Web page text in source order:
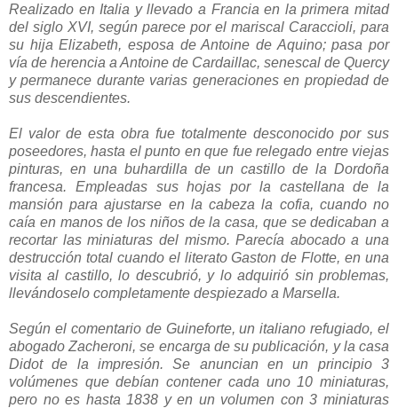
Realizado en Italia y llevado a Francia en la primera mitad
del siglo XVI, según parece por el mariscal Caraccioli, para
su hija Elizabeth, esposa de Antoine de Aquino; pasa por
vía de herencia a Antoine de Cardaillac, senescal de Quercy
y permanece durante varias generaciones en propiedad de
sus descendientes.
El valor de esta obra fue totalmente desconocido por sus
poseedores, hasta el punto en que fue relegado entre viejas
pinturas, en una buhardilla de un castillo de la Dordoña
francesa. Empleadas sus hojas por la castellana de la
mansión para ajustarse en la cabeza la cofia, cuando no
caía en manos de los niños de la casa, que se dedicaban a
recortar las miniaturas del mismo. Parecía abocado a una
destrucción total cuando el literato Gaston de Flotte, en una
visita al castillo, lo descubrió, y lo adquirió sin problemas,
llevándoselo completamente despiezado a Marsella.
Según el comentario de Guineforte, un italiano refugiado, el
abogado Zacheroni, se encarga de su publicación, y la casa
Didot de la impresión. Se anuncian en un principio 3
volúmenes que debían contener cada uno 10 miniaturas,
pero no es hasta 1838 y en un volumen con 3 miniaturas